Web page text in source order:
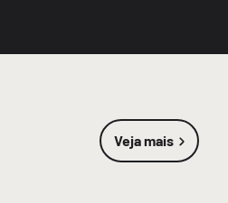
Veja mais
sobre